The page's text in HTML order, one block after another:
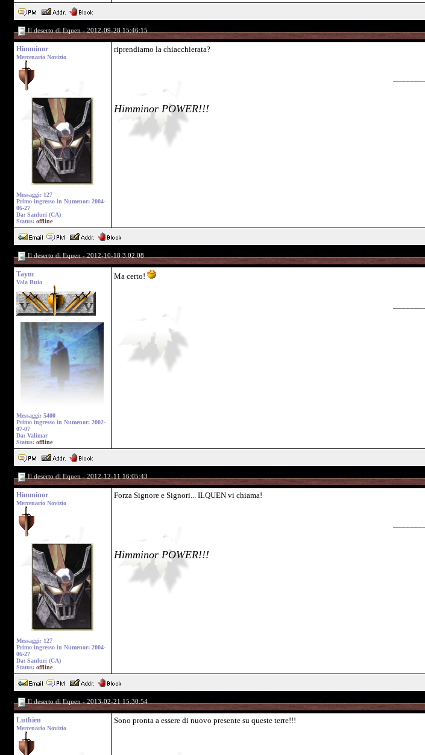
Il deserto di Ilquen - 2012-09-28 15:46:15
Himminor
Mercenario Novizio
Messaggi: 127
Primo ingresso in Numenor: 2004-
06-27
Da: Sanluri (CA)
Status: offline
riprendiamo la chiacchierata?
Himminor POWER!!!
Il deserto di Ilquen - 2012-10-18 3:02:08
Taym
Vala Buio
Messaggi: 5400
Primo ingresso in Numenor: 2002-
07-07
Da: Valimar
Status: offline
Ma certo!
Il deserto di Ilquen - 2012-12-11 16:05:43
Himminor
Mercenario Novizio
Messaggi: 127
Primo ingresso in Numenor: 2004-
06-27
Da: Sanluri (CA)
Status: offline
Forza Signore e Signori... ILQUEN vi chiama!
Himminor POWER!!!
Il deserto di Ilquen - 2013-02-21 15:30:54
Luthien
Mercenario Novizio
Sono pronta a essere di nuovo presente su queste terre!!!